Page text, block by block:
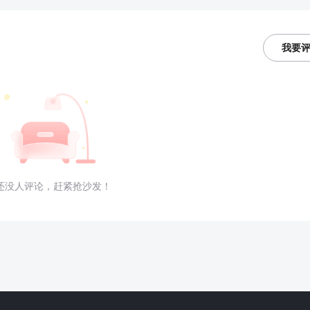
我要
没人评论，赶紧抢沙发！